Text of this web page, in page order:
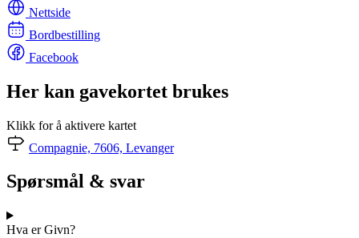
Nettside
Bordbestilling
Facebook
Her kan gavekortet brukes
Klikk for å aktivere kartet
Compagnie, 7606, Levanger
Spørsmål & svar
Hva er Givn?